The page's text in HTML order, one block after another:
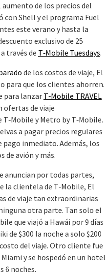
de los precios del
Shell y el programa Fuel
este verano y hasta la
exclusivo de 25
través de T‑Mobile Tuesdays.
de los costos de viaje, El
para que los clientes ahorren.
para lanzar T‑Mobile TRAVEL
ofertas de viaje
y Metro by T‑Mobile.
a pagar precios regulares
pago inmediato. Además, los
de avión y más.
anuncian por todas partes,
la clientela de T‑Mobile, El
de viaje tan extraordinarias
otra parte. Tan solo el
que viajó a Hawái por 9 días
de $300 la noche a solo $200
del viaje. Otro cliente fue
y se hospedó en un hotel
6 noches.